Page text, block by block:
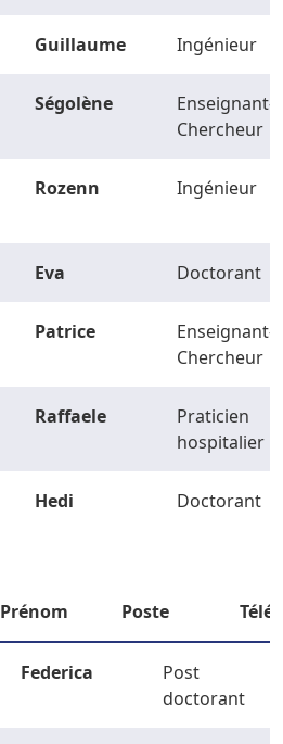
Guillaume Ingénieur
Ségolène
Enseignant-
Chercheur
Rozenn Ingénieur
Eva Doctorant
Patrice
Enseignant-
Chercheur
Raffaele
Praticien
hospitalier
Hedi Doctorant
Prénom Poste
Federica
Post
doctorant